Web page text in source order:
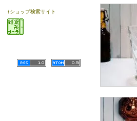
†ショップ検索サイト